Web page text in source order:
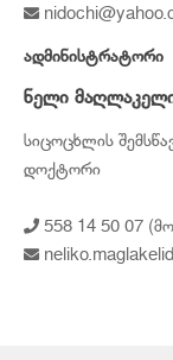
ᲐᲓᲛᲘᲜᲘᲡᲢᲠᲐᲢᲝᲠᲘ
ნელი
სიცოცხლის
დოქტორი
558 14 50 07